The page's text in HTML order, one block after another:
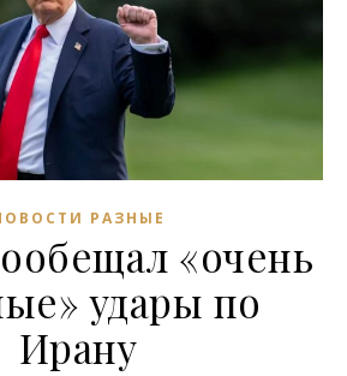
РАЗНЫЕ
«очень
удары по
Ирану